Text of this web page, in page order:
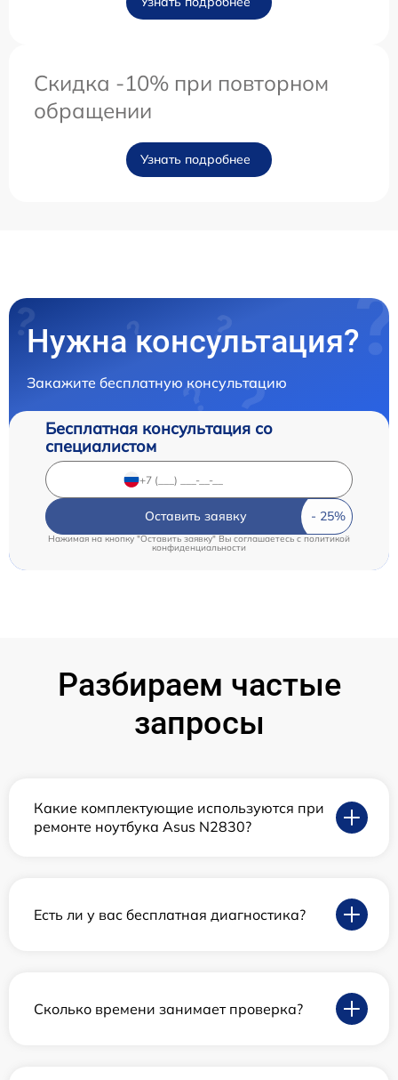
Скидка -10% при повторном
обращении
Узнать подробнее
Нужна консультация?
Закажите бесплатную консультацию
Бесплатная консультация со
специалистом
Оставить заявку
Нажимая на кнопку "Оставить заявку" Вы соглашаетесь c политикой
конфиденциальности
Разбираем частые
запросы
Какие комплектующие используются при
ремонте ноутбука Asus N2830?
Есть ли у вас бесплатная диагностика?
Сколько времени занимает проверка?